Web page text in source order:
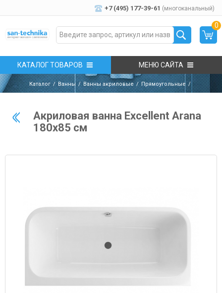
+7 (495) 177-39-61 (многоканальный)
0
КАТАЛОГ ТОВАРОВ МЕНЮ САЙТА
Каталог Ванны Ванны акриловые Прямоугольные
Акриловая ванна Excellent Arana
180x85 см